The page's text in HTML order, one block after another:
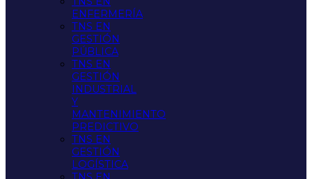
ENFERMERÍA
TNS EN
GESTIÓN
PÚBLICA
TNS EN
GESTIÓN
INDUSTRIAL
Y
MANTENIMIENTO
PREDICTIVO
TNS EN
GESTIÓN
LOGÍSTICA